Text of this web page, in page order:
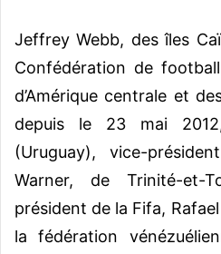
Jeffrey Webb, des îles
Confédération de
d’Amérique centrale et
depuis le 23 mai
(Uruguay), vice-
Warner, de Trinité-et-
président de la Fifa,
la fédération